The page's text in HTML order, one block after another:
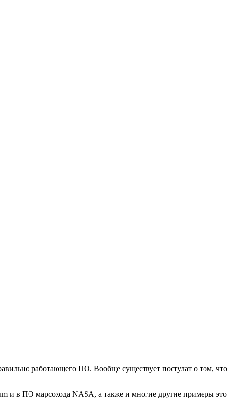
работающего ПО. Вообще существует постулат о том, что
и в ПО марсохода NASA, а также и многие другие примеры это